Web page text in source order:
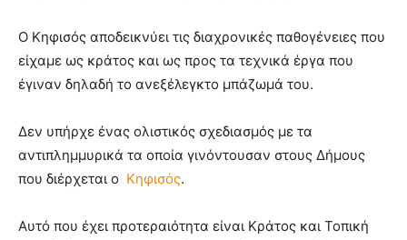
Ο Κηφισός αποδεικνύει τις διαχρονικές παθογένειες που
είχαμε ως κράτος και ως προς τα τεχνικά έργα που
έγιναν δηλαδή το ανεξέλεγκτο μπάζωμά του.
Δεν υπήρχε ένας ολιστικός σχεδιασμός με τα
αντιπλημμυρικά τα οποία γινόντουσαν στους Δήμους
που διέρχεται ο Κηφισός.
Αυτό που έχει προτεραιότητα είναι Κράτος και Τοπική